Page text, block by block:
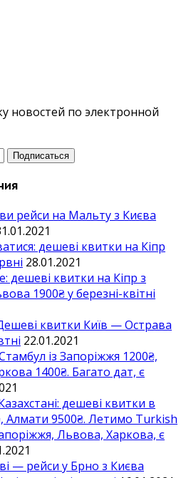
новостей по электронной
рейси на Мальту з Києва
дешеві квитки на Кіпр
28.01.2021
дешеві квитки на Кіпр з
1900₴ у березні-квітні
квитки Київ — Острава
22.01.2021
із Запоріжжя 1200₴,
1400₴. Багато дат, є
дешеві квитки в
Алмати 9500₴. Летимо Turkish
Львова, Харкова, є
— рейси у Брно з Києва